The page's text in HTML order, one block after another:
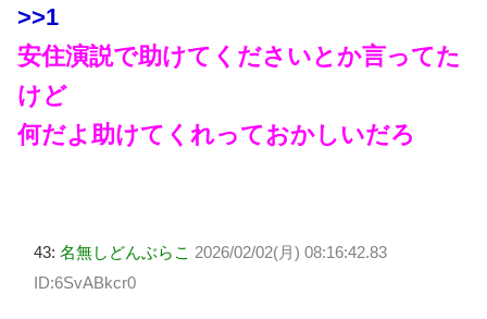
>>1
安住演説で助けてくださいとか言ってた
けど
何だよ助けてくれっておかしいだろ
43: 名無しどんぶらこ 2026/02/02(月) 08:16:42.83
ID:6SvABkcr0